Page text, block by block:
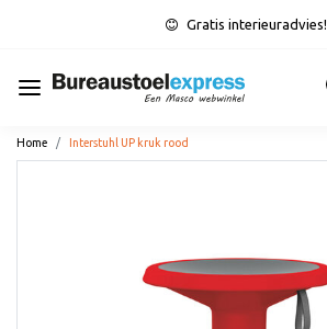
Gratis interieuradvies!
Home Interstuhl UP kruk rood